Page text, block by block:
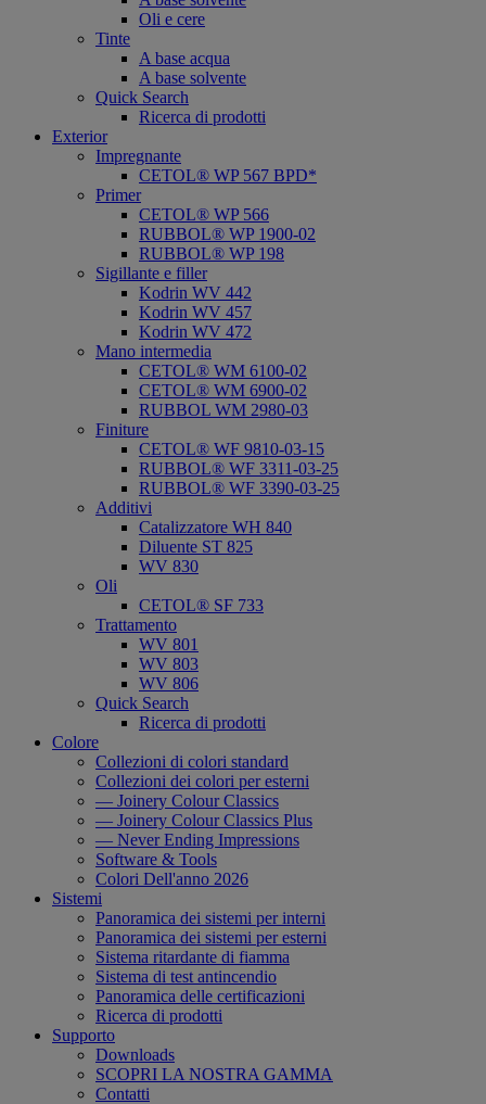
Oli e cere
Tinte
A base acqua
A base solvente
Quick Search
Ricerca di prodotti
Exterior
Impregnante
CETOL® WP 567 BPD*
Primer
CETOL® WP 566
RUBBOL® WP 1900-02
RUBBOL® WP 198
Sigillante e filler
Kodrin WV 442
Kodrin WV 457
Kodrin WV 472
Mano intermedia
CETOL® WM 6100-02
CETOL® WM 6900-02
RUBBOL WM 2980-03
Finiture
CETOL® WF 9810-03-15
RUBBOL® WF 3311-03-25
RUBBOL® WF 3390-03-25
Additivi
Catalizzatore WH 840
Diluente ST 825
WV 830
Oli
CETOL® SF 733
Trattamento
WV 801
WV 803
WV 806
Quick Search
Ricerca di prodotti
Colore
Collezioni di colori standard
Collezioni dei colori per esterni
— Joinery Colour Classics
— Joinery Colour Classics Plus
— Never Ending Impressions
Software & Tools
Colori Dell'anno 2026
Sistemi
Panoramica dei sistemi per interni
Panoramica dei sistemi per esterni
Sistema ritardante di fiamma
Sistema di test antincendio
Panoramica delle certificazioni
Ricerca di prodotti
Supporto
Downloads
SCOPRI LA NOSTRA GAMMA
Contatti